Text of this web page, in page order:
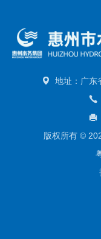
地址：广东
版权所有 ©